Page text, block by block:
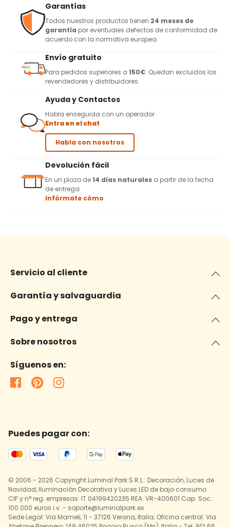
Garantías
Todos nuestros productos tienen 24 meses de
garantía por eventuales defectos de conformidad de
acuerdo con la normativa europea.
Envío gratuito
Para pedidos superiores a 150€. Quedan excluidos los
revendedores y distribuidores.
Ayuda y Contactos
Habla enseguida con un operador
Entra en el chat
Habla con nosotros
Devolución fácil
En un plazo de14 días naturales a partir de la fecha
de entrega
Infórmate cómo
Servicio al cliente
Garantía y salvaguardia
Pago y entrega
Sobre nosotros
Síguenos en:
Puedes pagar con:
© 2006 - 2026 Copyright Luminal Park S.R.L.: Decoración, Luces de
Navidad, Iluminación Decorativa y Luces LED de bajo consumo
CIF y n° reg. empresas: IT 04199420235 REA: VR-400601 Cap. Soc.:
100.000 euros i.v. - soporte@luminalpark.es
Sede Legal: Via Mameli, 11 - 37126 Verona, Italia; Oficina central: Via